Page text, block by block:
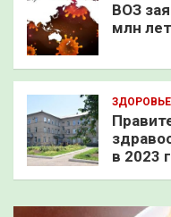
ВОЗ
млн
ЗДОРОВЬЕ
в 2023